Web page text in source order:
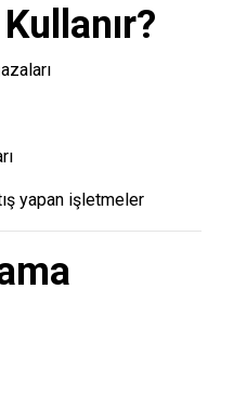
yapan işletmeler